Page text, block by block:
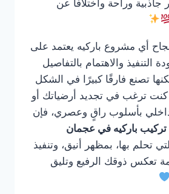
جاذبية وراحة واختلافًا عن
أي مشروع باركيه يعتمد على
التنفيذ والاهتمام بالتفاصيل
تصنع فارقًا كبيرًا في الشكل
كنت ترغب في تجديد أرضياتك أو
بأسلوب راقٍ وعصري، فإن
باركيه في عجمان
تحلم بها، بمظهر أنيق، وتنفيذ
تعكس ذوقك الرفيع وتليق